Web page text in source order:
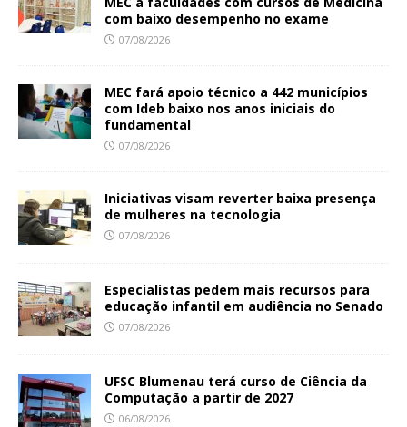
com baixo desempenho no exame
07/08/2026
MEC fará apoio técnico a 442 municípios
com Ideb baixo nos anos iniciais do
fundamental
07/08/2026
Iniciativas visam reverter baixa presença
de mulheres na tecnologia
07/08/2026
Especialistas pedem mais recursos para
educação infantil em audiência no Senado
07/08/2026
UFSC Blumenau terá curso de Ciência da
Computação a partir de 2027
06/08/2026